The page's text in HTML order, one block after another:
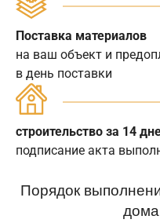
Поставка материалов
на ваш объект и
в день поставки
строительство за 14
подписание акта
Порядок